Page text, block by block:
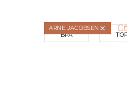
ARNE JACOBSEN
БРА